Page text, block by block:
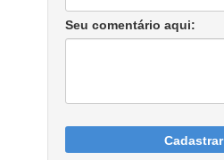
Seu comentário aqui:
Cadastrar